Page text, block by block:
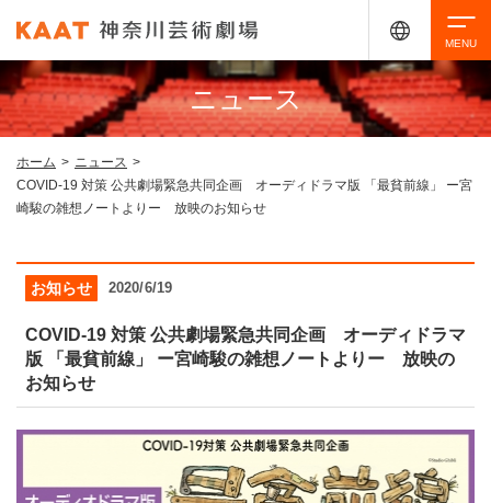
イベントを探す
・ イベント一覧
・ イベントカレンダー
ご来場案内
・ 館内サービス・アクセシビリティ
・ フロアマップ
施設を借りる
検索
アクセシビリティ チケット購入
ニュース
ホーム > ニュース >
COVID-19 対策 公共劇場緊急共同企画 オーディドラマ版 「最貧前線」 ー宮
崎駿の雑想ノートよりー 放映のお知らせ
お知らせ 2020/6/19
COVID-19 対策 公共劇場緊急共同企画 オーディドラマ
版 「最貧前線」 ー宮崎駿の雑想ノートよりー 放映の
お知らせ